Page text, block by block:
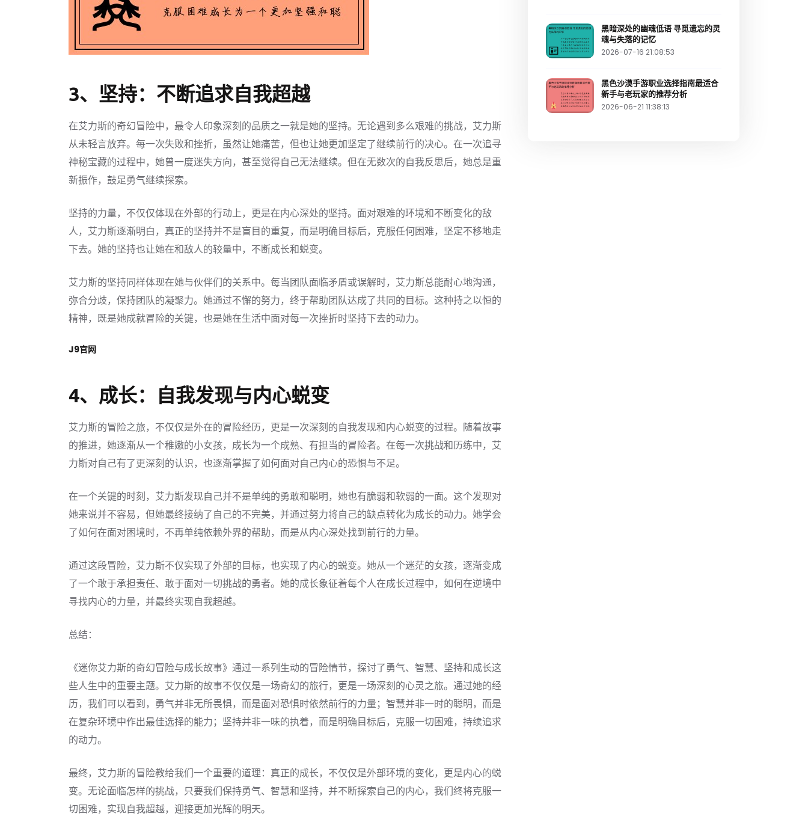
3、坚持：不断追求自我超越
在艾力斯的奇幻冒险中，最令人印象深刻的品质之一就是她的坚持。无论遇到多么艰难的挑战，艾力斯
从未轻言放弃。每一次失败和挫折，虽然让她痛苦，但也让她更加坚定了继续前行的决心。在一次追寻
神秘宝藏的过程中，她曾一度迷失方向，甚至觉得自己无法继续。但在无数次的自我反思后，她总是重
新振作，鼓足勇气继续探索。
坚持的力量，不仅仅体现在外部的行动上，更是在内心深处的坚持。面对艰难的环境和不断变化的敌
人，艾力斯逐渐明白，真正的坚持并不是盲目的重复，而是明确目标后，克服任何困难，坚定不移地走
下去。她的坚持也让她在和敌人的较量中，不断成长和蜕变。
艾力斯的坚持同样体现在她与伙伴们的关系中。每当团队面临矛盾或误解时，艾力斯总能耐心地沟通，
弥合分歧，保持团队的凝聚力。她通过不懈的努力，终于帮助团队达成了共同的目标。这种持之以恒的
精神，既是她成就冒险的关键，也是她在生活中面对每一次挫折时坚持下去的动力。
J9官网
4、成长：自我发现与内心蜕变
艾力斯的冒险之旅，不仅仅是外在的冒险经历，更是一次深刻的自我发现和内心蜕变的过程。随着故事
的推进，她逐渐从一个稚嫩的小女孩，成长为一个成熟、有担当的冒险者。在每一次挑战和历练中，艾
力斯对自己有了更深刻的认识，也逐渐掌握了如何面对自己内心的恐惧与不足。
在一个关键的时刻，艾力斯发现自己并不是单纯的勇敢和聪明，她也有脆弱和软弱的一面。这个发现对
她来说并不容易，但她最终接纳了自己的不完美，并通过努力将自己的缺点转化为成长的动力。她学会
了如何在面对困境时，不再单纯依赖外界的帮助，而是从内心深处找到前行的力量。
通过这段冒险，艾力斯不仅实现了外部的目标，也实现了内心的蜕变。她从一个迷茫的女孩，逐渐变成
了一个敢于承担责任、敢于面对一切挑战的勇者。她的成长象征着每个人在成长过程中，如何在逆境中
寻找内心的力量，并最终实现自我超越。
总结：
《迷你艾力斯的奇幻冒险与成长故事》通过一系列生动的冒险情节，探讨了勇气、智慧、坚持和成长这
些人生中的重要主题。艾力斯的故事不仅仅是一场奇幻的旅行，更是一场深刻的心灵之旅。通过她的经
历，我们可以看到，勇气并非无所畏惧，而是面对恐惧时依然前行的力量；智慧并非一时的聪明，而是
在复杂环境中作出最佳选择的能力；坚持并非一味的执着，而是明确目标后，克服一切困难，持续追求
的动力。
最终，艾力斯的冒险教给我们一个重要的道理：真正的成长，不仅仅是外部环境的变化，更是内心的蜕
变。无论面临怎样的挑战，只要我们保持勇气、智慧和坚持，并不断探索自己的内心，我们终将克服一
切困难，实现自我超越，迎接更加光辉的明天。
黑暗深处的幽魂低语 寻觅遗忘的灵
魂与失落的记忆
2026-07-16 21:08:53
黑色沙漠手游职业选择指南最适合
新手与老玩家的推荐分析
2026-06-21 11:38:13